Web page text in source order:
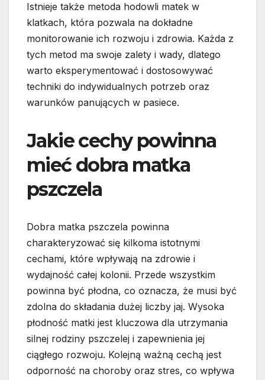
Istnieje także metoda hodowli matek w
klatkach, która pozwala na dokładne
monitorowanie ich rozwoju i zdrowia. Każda z
tych metod ma swoje zalety i wady, dlatego
warto eksperymentować i dostosowywać
techniki do indywidualnych potrzeb oraz
warunków panujących w pasiece.
Jakie cechy powinna
mieć dobra matka
pszczela
Dobra matka pszczela powinna
charakteryzować się kilkoma istotnymi
cechami, które wpływają na zdrowie i
wydajność całej kolonii. Przede wszystkim
powinna być płodna, co oznacza, że musi być
zdolna do składania dużej liczby jaj. Wysoka
płodność matki jest kluczowa dla utrzymania
silnej rodziny pszczelej i zapewnienia jej
ciągłego rozwoju. Kolejną ważną cechą jest
odporność na choroby oraz stres, co wpływa